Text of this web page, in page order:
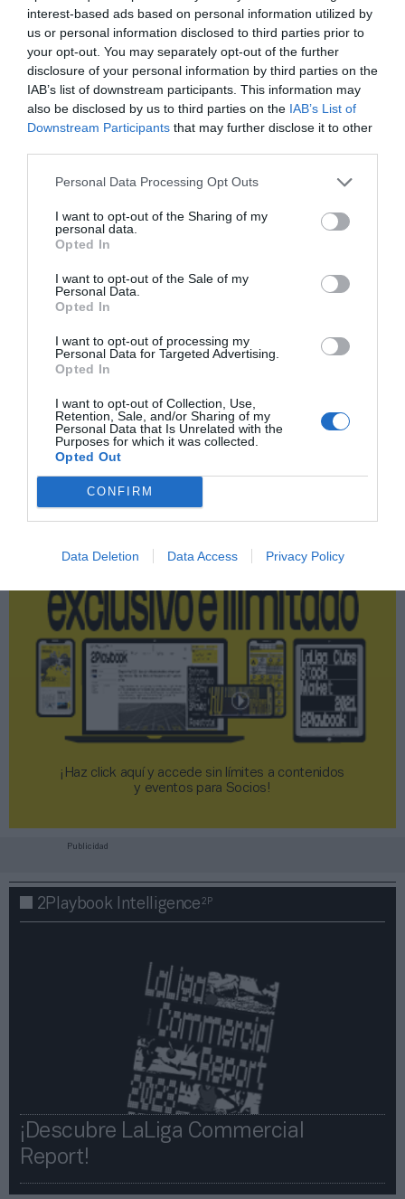
interest-based ads based on personal information utilized by
us or personal information disclosed to third parties prior to
your opt-out. You may separately opt-out of the further
disclosure of your personal information by third parties on the
IAB’s list of downstream participants. This information may
also be disclosed by us to third parties on the IAB’s List of
Downstream Participants that may further disclose it to other
Personal Data Processing Opt Outs
I want to opt-out of the Sharing of my
personal data.
Opted In
I want to opt-out of the Sale of my
Personal Data.
Opted In
I want to opt-out of processing my
Personal Data for Targeted Advertising.
Opted In
I want to opt-out of Collection, Use,
Retention, Sale, and/or Sharing of my
Personal Data that Is Unrelated with the
Purposes for which it was collected.
Opted Out
CONFIRM
Data Deletion Data Access Privacy Policy
Índex2P
Anytime Fitness
día a día: desde la creación de marca hasta la definición
de precios, pasando por la expansión y la creación de
experiencias al cliente.¡Hazte con tu entrada!
Añadir2Playbookcomo fuente preferida de Google
de forma gratuita
Mantente informado con las últimas noticias de actualidad.
Compartir
Publicidad
2Playbook Club
¡Haz click aquí y accede sin límites a contenidos
y eventos para Socios!​​​​​​​
Publicidad
2Playbook Intelligence2P
¡Descubre LaLiga Commercial
Report!​​